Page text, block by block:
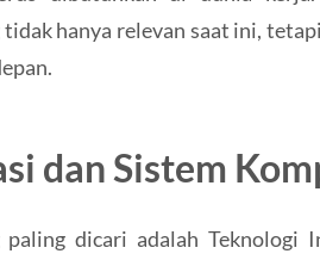
hanya relevan saat ini,
dan Sistem
dicari adalah Teknologi